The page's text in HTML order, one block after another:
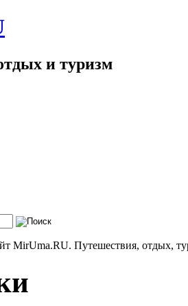
и туризм
MirUma.RU. Путешествия, отдых,